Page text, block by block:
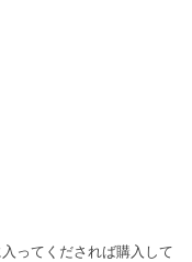
ってくだされば購入して